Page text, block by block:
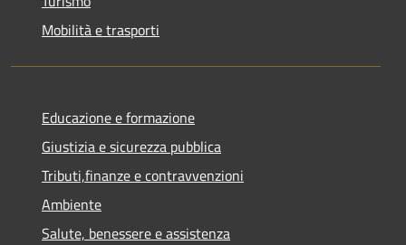
Mobilità e trasporti
Educazione e formazione
Giustizia e sicurezza pubblica
Tributi,finanze e contravvenzioni
Ambiente
Salute, benessere e assistenza